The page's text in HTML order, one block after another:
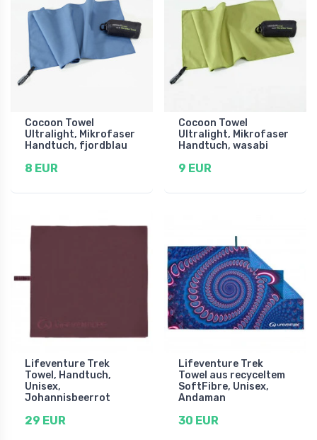
Cocoon Towel
Ultralight, Mikrofaser
Handtuch, fjordblau
8 EUR
Cocoon Towel
Ultralight, Mikrofaser
Handtuch, wasabi
9 EUR
Lifeventure Trek
Towel, Handtuch,
Unisex,
Johannisbeerrot
29 EUR
Lifeventure Trek
Towel aus recyceltem
SoftFibre, Unisex,
Andaman
30 EUR